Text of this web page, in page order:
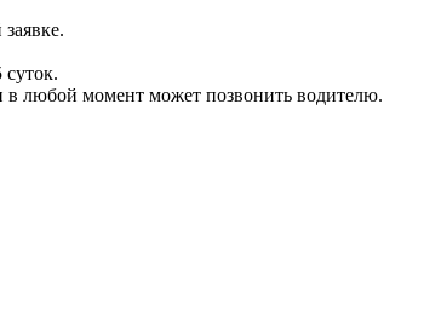
в любой момент может позвонить водителю.